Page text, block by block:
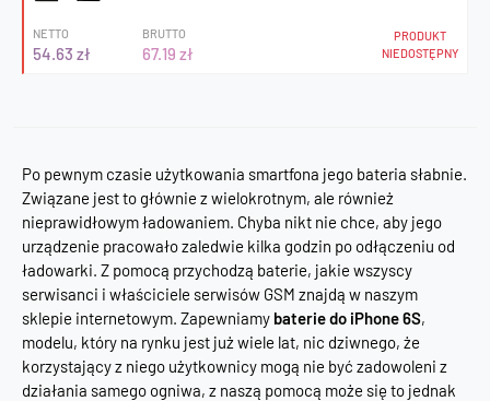
NETTO
54.63 zł
BRUTTO
67.19 zł
PRODUKT
NIEDOSTĘPNY
Po pewnym czasie użytkowania smartfona jego bateria słabnie.
Związane jest to głównie z wielokrotnym, ale również
nieprawidłowym ładowaniem. Chyba nikt nie chce, aby jego
urządzenie pracowało zaledwie kilka godzin po odłączeniu od
ładowarki. Z pomocą przychodzą baterie, jakie wszyscy
serwisanci i właściciele serwisów GSM znajdą w naszym
sklepie internetowym. Zapewniamy baterie do iPhone 6S,
modelu, który na rynku jest już wiele lat, nic dziwnego, że
korzystający z niego użytkownicy mogą nie być zadowoleni z
działania samego ogniwa, z naszą pomocą może się to jednak